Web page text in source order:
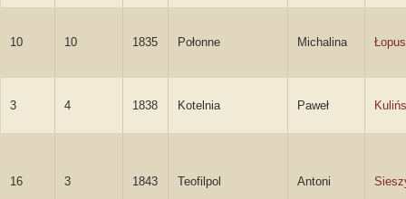
10 10 1835 Połonne Michalina
3 4 1838 Kotelnia Paweł
16 3 1843 Teofilpol Antoni